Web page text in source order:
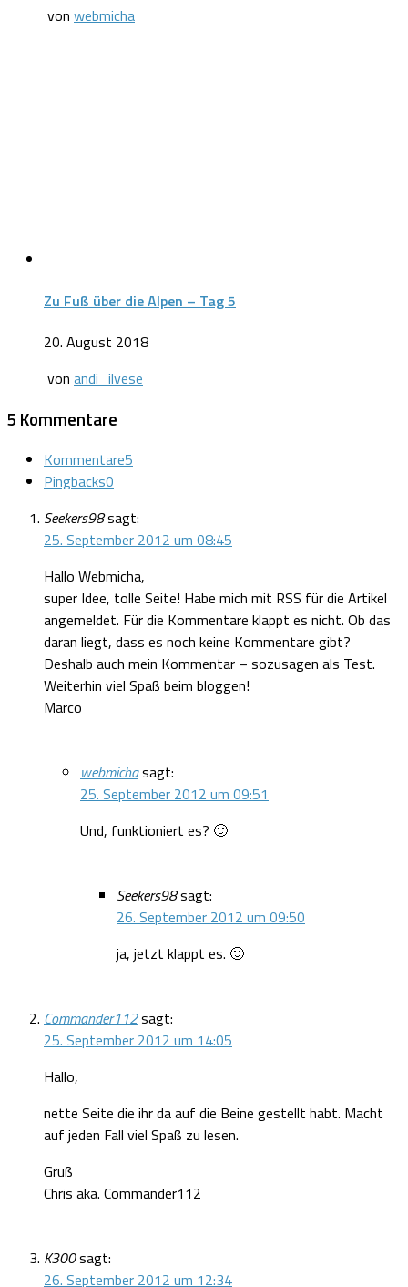
von webmicha
Zu Fuß über die Alpen – Tag 5
20. August 2018
von andi_ilvese
5 Kommentare
Kommentare5
Pingbacks0
Seekers98sagt:
25. September 2012 um 08:45
Hallo Webmicha,
super Idee, tolle Seite! Habe mich mit RSS für die Artikel
angemeldet. Für die Kommentare klappt es nicht. Ob das
daran liegt, dass es noch keine Kommentare gibt?
Deshalb auch mein Kommentar – sozusagen als Test.
Weiterhin viel Spaß beim bloggen!
Marco
webmichasagt:
25. September 2012 um 09:51
Und, funktioniert es? 🙂
Seekers98sagt:
26. September 2012 um 09:50
ja, jetzt klappt es. 🙂
Commander112sagt:
25. September 2012 um 14:05
Hallo,
nette Seite die ihr da auf die Beine gestellt habt. Macht
auf jeden Fall viel Spaß zu lesen.
Gruß
Chris aka. Commander112
K300sagt:
26. September 2012 um 12:34